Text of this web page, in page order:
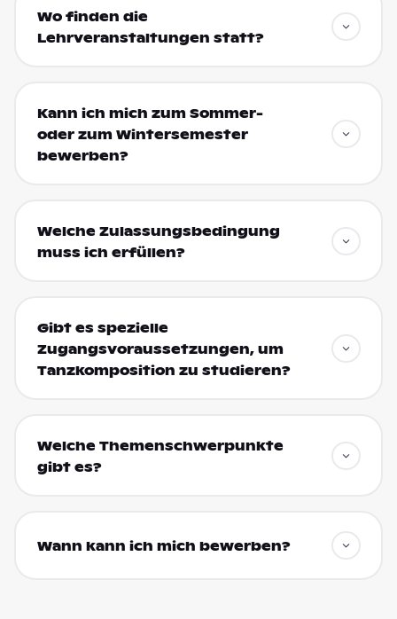
Wo finden die
Lehrveranstaltungen statt?
Kann ich mich zum Sommer-
oder zum Wintersemester
bewerben?
Welche Zulassungsbedingung
muss ich erfüllen?
Gibt es spezielle
Zugangsvoraussetzungen, um
Tanzkomposition zu studieren?
Welche Themenschwerpunkte
gibt es?
Wann kann ich mich bewerben?